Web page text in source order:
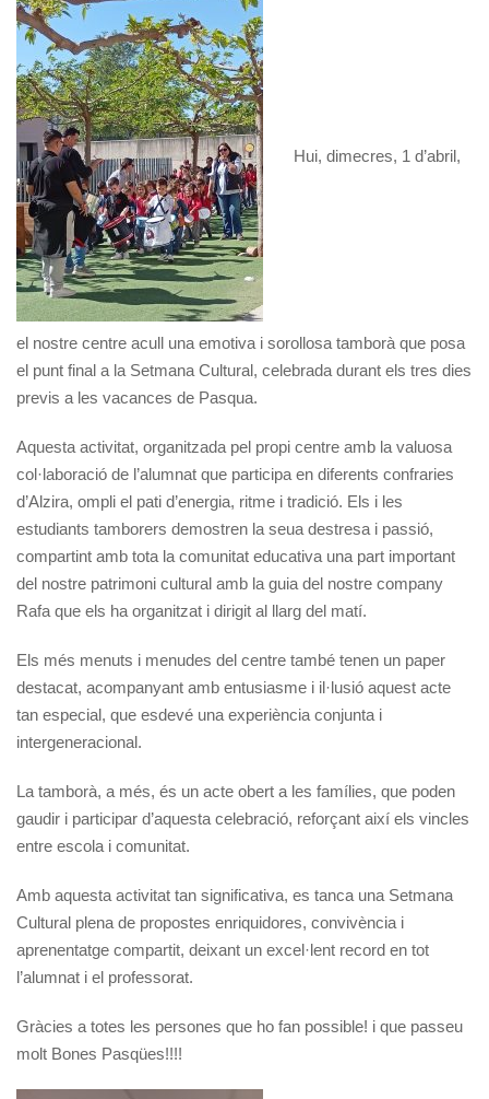
Hui, dimecres, 1 d’abril,
el nostre centre acull una emotiva i sorollosa tamborà que posa
el punt final a la Setmana Cultural, celebrada durant els tres dies
previs a les vacances de Pasqua.
Aquesta activitat, organitzada pel propi centre amb la valuosa
col·laboració de l’alumnat que participa en diferents confraries
d’Alzira, ompli el pati d’energia, ritme i tradició. Els i les
estudiants tamborers demostren la seua destresa i passió,
compartint amb tota la comunitat educativa una part important
del nostre patrimoni cultural amb la guia del nostre company
Rafa que els ha organitzat i dirigit al llarg del matí.
Els més menuts i menudes del centre també tenen un paper
destacat, acompanyant amb entusiasme i il·lusió aquest acte
tan especial, que esdevé una experiència conjunta i
intergeneracional.
La tamborà, a més, és un acte obert a les famílies, que poden
gaudir i participar d’aquesta celebració, reforçant així els vincles
entre escola i comunitat.
Amb aquesta activitat tan significativa, es tanca una Setmana
Cultural plena de propostes enriquidores, convivència i
aprenentatge compartit, deixant un excel·lent record en tot
l’alumnat i el professorat.
Gràcies a totes les persones que ho fan possible! i que passeu
molt Bones Pasqües!!!!